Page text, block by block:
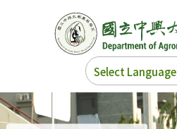
Select Language